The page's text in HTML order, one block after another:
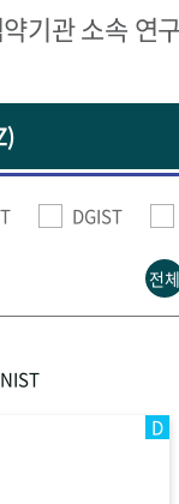
기관 소속 연
DGIST
전체
NIST
D